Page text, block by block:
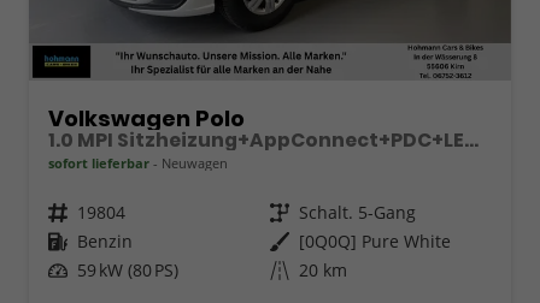
Volkswagen Polo
1.0 MPI Sitzheizung+AppConnect+PDC+LED+Touch+Lichtsensor+MultiLenkrad
sofort lieferbar Neuwagen
Fahrzeugnr. 19804 Getriebe Schalt. 5-Gang
Kraftstoff Benzin Außenfarbe [0Q0Q] Pure White
Leistung 59 kW (80 PS) Kilometerstand 20 km